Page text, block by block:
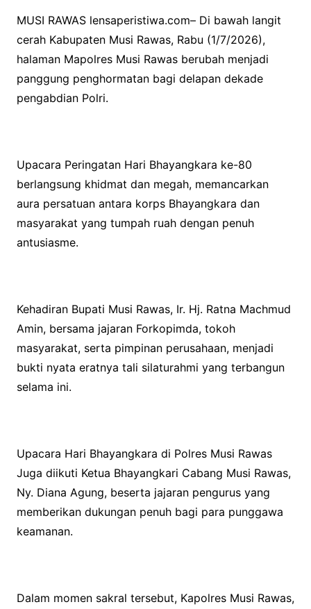
MUSI RAWAS lensaperistiwa.com– Di bawah langit
cerah Kabupaten Musi Rawas, Rabu (1/7/2026),
halaman Mapolres Musi Rawas berubah menjadi
panggung penghormatan bagi delapan dekade
pengabdian Polri.
Upacara Peringatan Hari Bhayangkara ke-80
berlangsung khidmat dan megah, memancarkan
aura persatuan antara korps Bhayangkara dan
masyarakat yang tumpah ruah dengan penuh
antusiasme.
Kehadiran Bupati Musi Rawas, Ir. Hj. Ratna Machmud
Amin, bersama jajaran Forkopimda, tokoh
masyarakat, serta pimpinan perusahaan, menjadi
bukti nyata eratnya tali silaturahmi yang terbangun
selama ini.
Upacara Hari Bhayangkara di Polres Musi Rawas
Juga diikuti Ketua Bhayangkari Cabang Musi Rawas,
Ny. Diana Agung, beserta jajaran pengurus yang
memberikan dukungan penuh bagi para punggawa
keamanan.
Dalam momen sakral tersebut, Kapolres Musi Rawas,